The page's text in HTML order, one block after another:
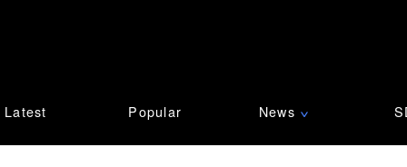
Latest Popular News ∨